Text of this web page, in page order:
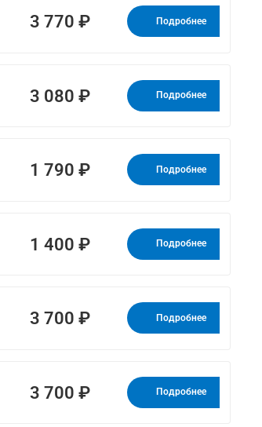
3 770 ₽ Подробнее
3 080 ₽ Подробнее
1 790 ₽ Подробнее
1 400 ₽ Подробнее
3 700 ₽ Подробнее
3 700 ₽ Подробнее